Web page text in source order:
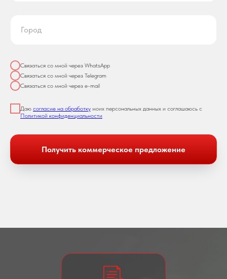
Связаться со мной через WhatsApp
Связаться со мной через Telegram
Связаться со мной через e-mail
Даю согласие на обработку моих персональных данных и соглашаюсь с
Политикой конфиденциальности
Получить коммерческое предложение